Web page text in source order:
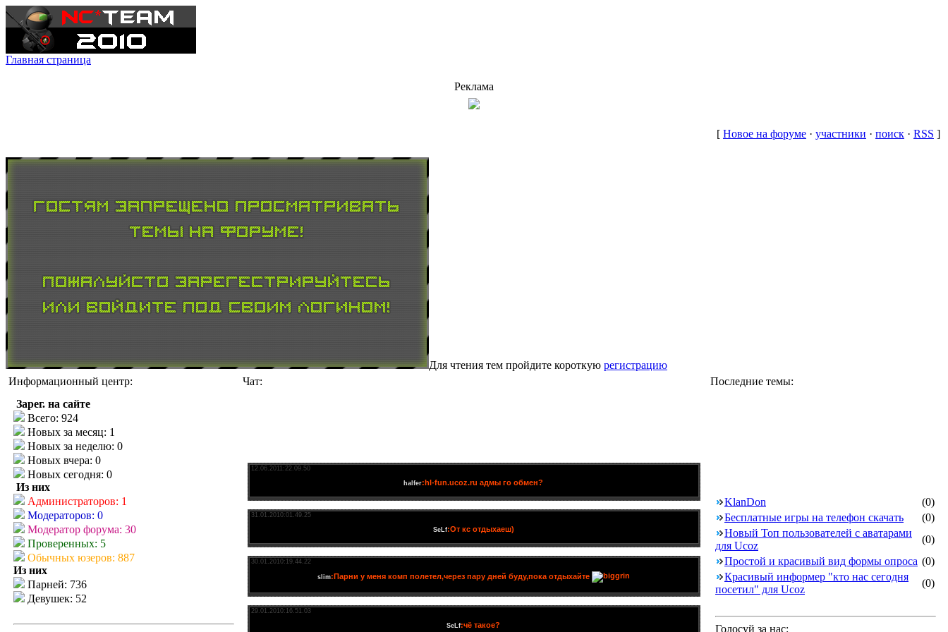
Главная страница
Реклама
[ Новое на форуме · участники · поиск · RSS ]
Для чтения тем пройдите короткую регистрацию
Информационный центр:
Чат:
Последние темы:
Зарег. на сайте
Всего: 924
Новых за месяц: 1
Новых за неделю: 0
Новых вчера: 0
Новых сегодня: 0
Из них
Администраторов: 1
Модераторов: 0
Модератор форума: 30
Проверенных: 5
Обычных юзеров: 887
Из них
Парней: 736
Девушек: 52
KlanDon
(0)
Бесплатные игры на телефон скачать
(0)
Новый Топ пользователей с аватарами
для Ucoz
(0)
Простой и красивый вид формы опроса (0)
Красивый информер "кто нас сегодня
посетил" для Ucoz
(0)
Голосуй за нас: